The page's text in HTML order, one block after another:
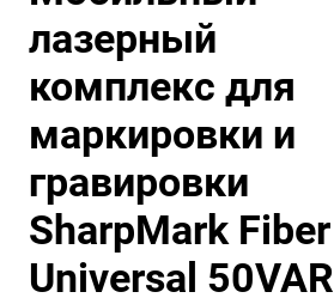
лазерный
комплекс для
маркировки и
гравировки
SharpMark Fiber
Universal 50VAR